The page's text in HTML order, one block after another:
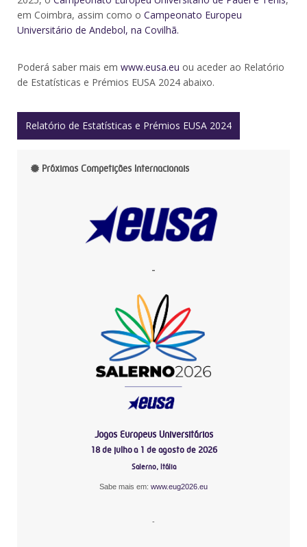
em Coimbra, assim como o Campeonato Europeu
Universitário de Andebol, na Covilhã.
Poderá saber mais em www.eusa.eu ou aceder ao Relatório
de Estatísticas e Prémios EUSA 2024 abaixo.
Relatório de Estatísticas e Prémios EUSA 2024
Próximas Competições Internacionais
-
Jogos Europeus Universitários
18 de julho a 1 de agosto de 2026
Salerno, Itália
Sabe mais em: www.eug2026.eu
-